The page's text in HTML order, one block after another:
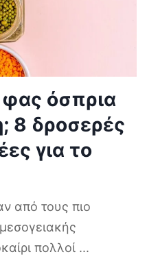
όσπρια
8 δροσερές
για το
από τους πιο
πολλοί ...